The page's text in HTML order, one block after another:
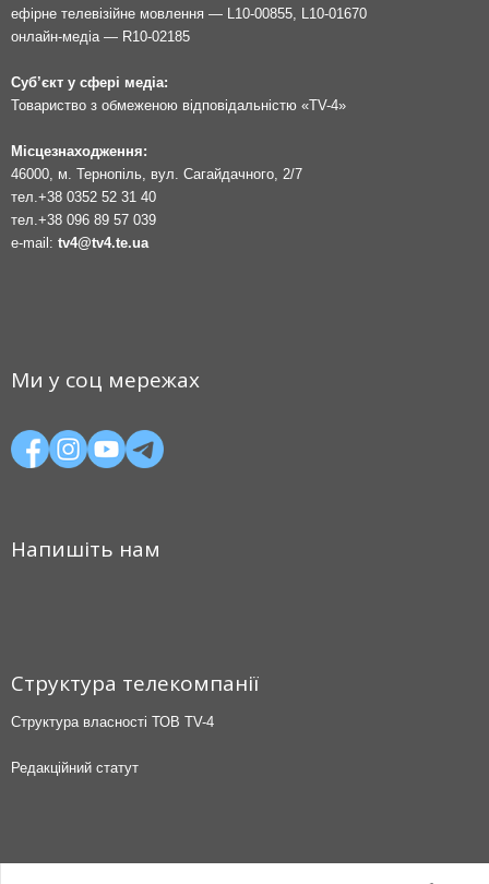
ефірне телевізійне мовлення — L10-00855, L10-01670
онлайн-медіа — R10-02185
Суб’єкт у сфері медіа:
Товариство з обмеженою відповідальністю «TV-4»
Місцезнаходження:
46000, м. Тернопіль, вул. Сагайдачного, 2/7
тел. +38 0352 52 31 40
тел. +38 096 89 57 039
e-mail: tv4@tv4.te.ua
Ми у соц мережах
Напишіть нам
Структура телекомпанії
Структура власності ТОВ TV-4
Редакційний статут